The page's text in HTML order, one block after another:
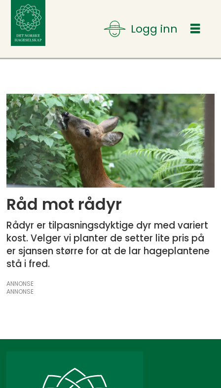
Tag:
ikke
Råd mot rådyr
Rådyr er tilpasningsdyktige dyr med variert
kost. Velger vi planter de setter lite pris på
er sjansen større for at de lar hageplantene
stå i fred.
ANNONSE
ANNONSE